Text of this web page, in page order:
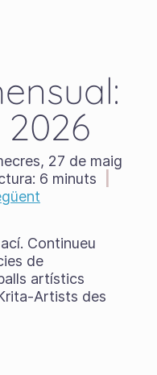
27 de maig
6 minuts
Continueu
de
artístics
Artists des